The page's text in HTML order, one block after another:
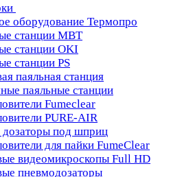
оборудование Термопро
станции MBT
станции OKI
станции PS
паяльная станция
паяльные станции
Fumeclear
PURE-AIR
под шприц
для пайки FumeClear
видеомикроскопы Full HD
пневмодозаторы